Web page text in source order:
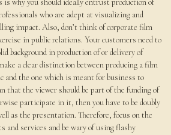
why you should ideally entrust production of
who are adept at visualizing and
impact. Also, don’t think of corporate film
in public relations. Your customers need to
background in production of or delivery of
a clear distinction between producing a film
and the one which is meant for business to
that the viewer should be part of the funding of
participate in it, then you have to be doubly
as the presentation. Therefore, focus on the
and services and be wary of using flashy